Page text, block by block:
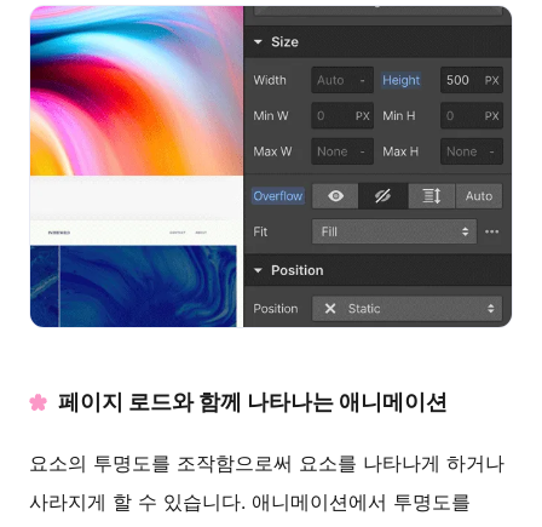
페이지 로드와 함께 나타나는 애니메이션
요소의 투명도를 조작함으로써 요소를 나타나게 하거나
사라지게 할 수 있습니다. 애니메이션에서 투명도를